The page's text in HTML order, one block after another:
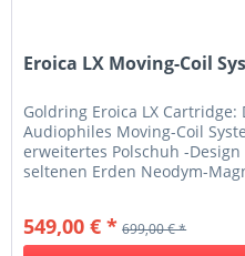
Eroica LX Moving-Coil
Goldring Eroica LX Cartridge:
Audiophiles Moving-Coil
erweitertes Polschuh -
seltenen Erden Neodym-
549,00 € * 699,00 € *